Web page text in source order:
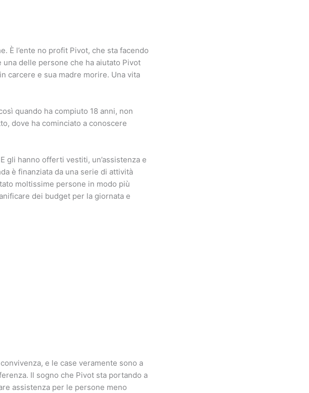
È l’ente no profit Pivot, che sta facendo
delle persone che ha aiutato Pivot
carcere e sua madre morire. Una vita
quando ha compiuto 18 anni, non
dove ha cominciato a conoscere
gli hanno offerti vestiti, un’assistenza e
è finanziata da una serie di attività
moltissime persone in modo più
dei budget per la giornata e
e le case veramente sono a
Il sogno che Pivot sta portando a
assistenza per le persone meno